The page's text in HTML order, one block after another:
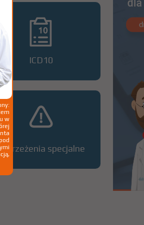
ICD10
specjalne
w